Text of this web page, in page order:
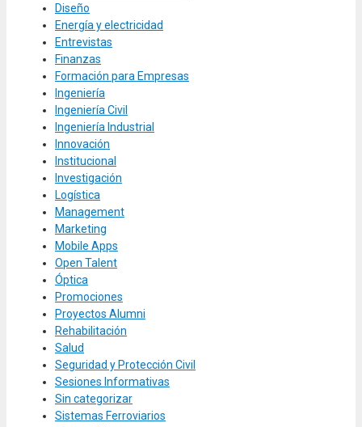
Diseño
Energía y electricidad
Entrevistas
Finanzas
Formación para Empresas
Ingeniería
Ingeniería Civil
Ingeniería Industrial
Innovación
Institucional
Investigación
Logística
Management
Marketing
Mobile Apps
Open Talent
Óptica
Promociones
Proyectos Alumni
Rehabilitación
Salud
Seguridad y Protección Civil
Sesiones Informativas
Sin categorizar
Sistemas Ferroviarios